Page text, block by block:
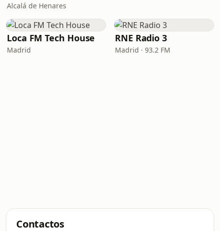
Alcalá de Henares
Loca FM Tech House
Madrid
RNE Radio 3
Madrid · 93.2 FM
Contactos